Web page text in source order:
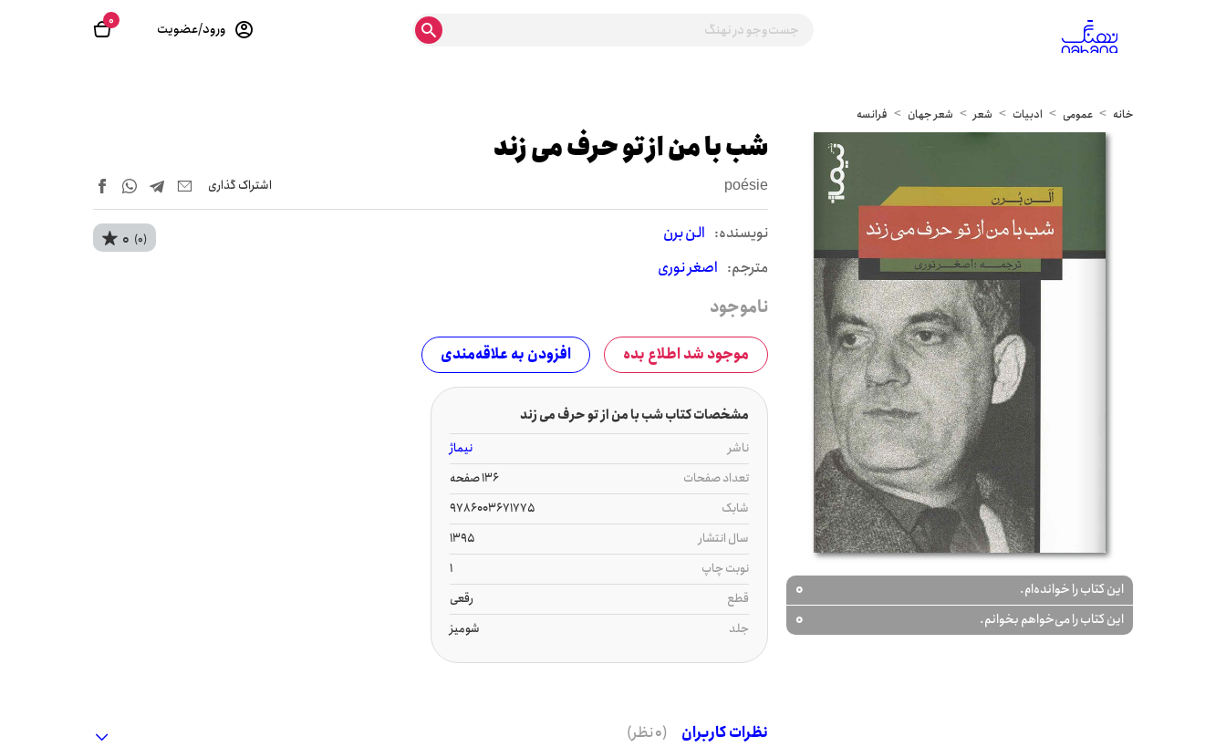
0 ورود/عضویت
خانه عمومی ادبیات شعر شعر جهان فرانسه
این کتاب را خوانده‌ام. 0
این کتاب را می‌خواهم بخوانم. 0
شب با من از تو حرف می زند
poésie اشتراک‌ گذاری
نويسنده: الن برن
مترجم: اصغر نوری
0 (0)
ناموجود
موجود شد اطلاع بده افزودن به علاقه‌مندی
مشخصات کتاب شب با من از تو حرف می زند
ناشر
نیماژ
تعداد صفحات
136 صفحه
شابک
9786003671775
سال انتشار
1395
نوبت چاپ
1
قطع
رقعی
جلد
شومیز
نظرات کاربران (0 نظر)